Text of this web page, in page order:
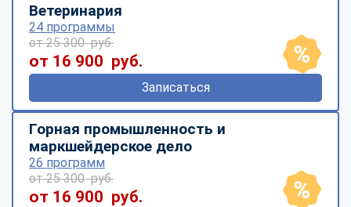
Ветеринария
24 программы
от 25 300 руб.
от 16 900 руб.
Записаться
Горная промышленность и
маркшейдерское дело
26 программ
от 25 300 руб.
от 16 900 руб.